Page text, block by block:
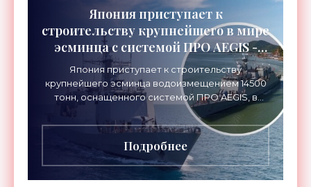
Япония приступает к
строительству крупнейшего в мире
эсминца с системой ПРО AEGIS -
«Оружие»
Япония приступает к строительству
крупнейшего эсминца водоизмещением 14500
тонн, оснащенного системой ПРО AEGIS, в
ответ на изменяющуюся ситуацию в Восточной
Азии — в частности, на
Подробнее